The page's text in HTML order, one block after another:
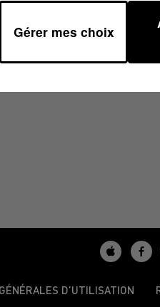
D’UTILISATION
Gérer mes choix